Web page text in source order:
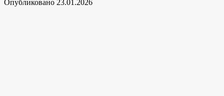
Опубликовано 23.01.2026